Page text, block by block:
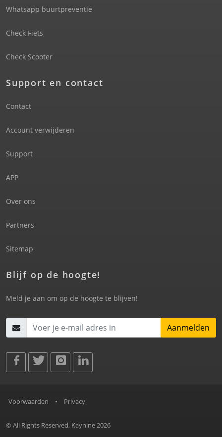
Whatsapp buurtpreventie
Check Fiets
Check Scooter
Support en contact
Contact
Account verwijderen
Support
APP
Over ons
Partners
Sitemap
Blijf op de hoogte!
Meld je aan om op de hoogte te blijven!
Aanmelden
Voorwaarden • Privacy
© All Rights Reserved, Kaynine 2026